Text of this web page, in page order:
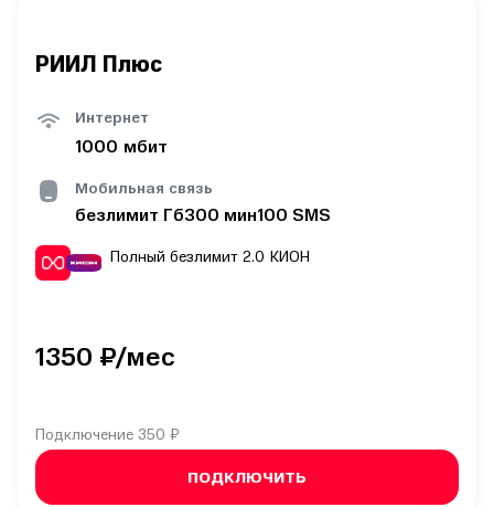
РИИЛ Плюс
Интернет
1000 мбит
Мобильная связь
безлимит Гб300 мин100 SMS
Полный безлимит 2.0 КИОН
1350 ₽/мес
Подключение 350 ₽
ПОДКЛЮЧИТЬ